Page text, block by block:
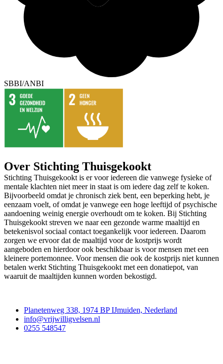
SBBI/ANBI
Over Stichting Thuisgekookt
Stichting Thuisgekookt is er voor iedereen die vanwege fysieke of
mentale klachten niet meer in staat is om iedere dag zelf te koken.
Bijvoorbeeld omdat je chronisch ziek bent, een beperking hebt, je
eenzaam voelt, of omdat je vanwege een hoge leeftijd of psychische
aandoening weinig energie overhoudt om te koken. Bij Stichting
Thuisgekookt streven we naar een gezonde warme maaltijd en
betekenisvol sociaal contact toegankelijk voor iedereen. Daarom
zorgen we ervoor dat de maaltijd voor de kostprijs wordt
aangeboden en hierdoor ook beschikbaar is voor mensen met een
kleinere portemonnee. Voor mensen die ook de kostprijs niet kunnen
betalen werkt Stichting Thuisgekookt met een donatiepot, van
waaruit de maaltijden kunnen worden bekostigd.
Planetenweg 338, 1974 BP IJmuiden, Nederland
info@vrijwilligvelsen.nl
0255 548547